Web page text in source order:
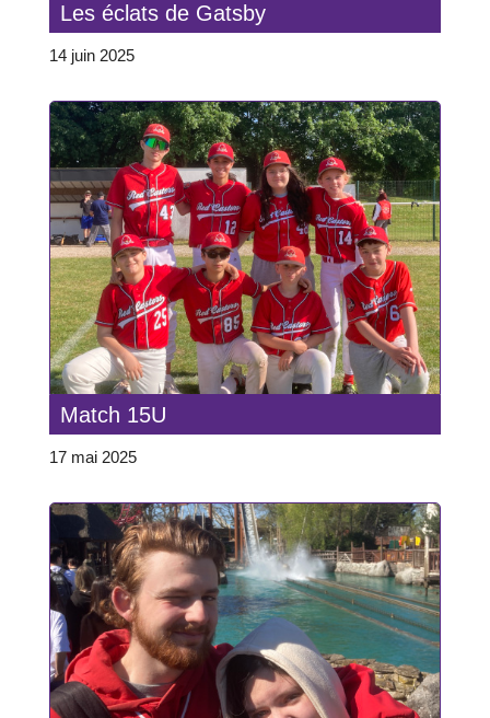
Les éclats de Gatsby
14 juin 2025
Match 15U
17 mai 2025